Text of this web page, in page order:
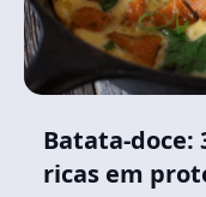
Batata-doce:
ricas em